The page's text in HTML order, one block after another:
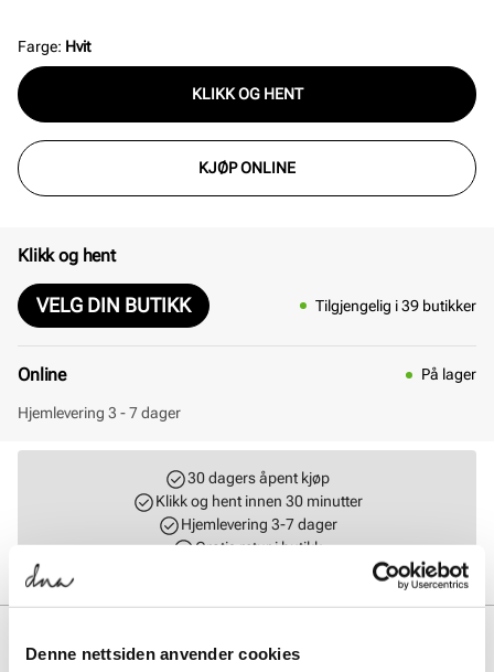
Denne nettsiden anvender cookies
Farge: Hvit
KLIKK OG HENT
KJØP ONLINE
Klikk og hent
VELG DIN BUTIKK Tilgjengelig i 39 butikker
Online På lager
Hjemlevering 3 - 7 dager
30 dagers åpent kjøp
Klikk og hent innen 30 minutter
Hjemlevering 3-7 dager
Gratis retur i butikk